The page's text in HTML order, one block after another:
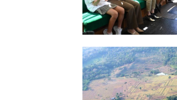
Image